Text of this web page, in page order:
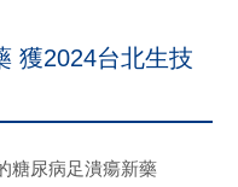
獲2024台北生技
糖尿病足潰瘍新藥